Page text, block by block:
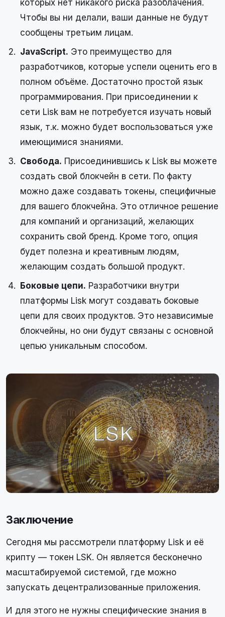
которых нет никакого риска разоблачения.
Чтобы вы ни делали, ваши данные не будут
сообщены третьим лицам.
JavaScript. Это преимущество для
разработчиков, которые успели оценить его в
полном объёме. Достаточно простой язык
программирования. При присоединении к
сети Lisk вам не потребуется изучать новый
язык, т.к. можно будет воспользоваться уже
имеющимися знаниями.
Свобода. Присоединившись к Lisk вы можете
создать свой блокчейн в сети. По факту
можно даже создавать токены, специфичные
для вашего блокчейна. Это отличное решение
для компаний и организаций, желающих
сохранить свой бренд. Кроме того, опция
будет полезна и креативным людям,
желающим создать большой продукт.
Боковые цепи. Разработчики внутри
платформы Lisk могут создавать боковые
цепи для своих продуктов. Это независимые
блокчейны, но они будут связаны с основной
цепью уникальным способом.
Заключение
Сегодня мы рассмотрели платформу Lisk и её
крипту — токен LSK. Он является бесконечно
масштабируемой системой, где можно
запускать децентрализованные приложения.
И для этого не нужны специфические знания в